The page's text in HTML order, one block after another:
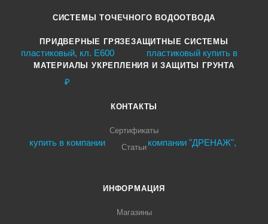
СИСТЕМЫ ТОЧЕЧНОГО ВОДООТВОДА
ПРИДВЕРНЫЕ ГРЯЗЕЗАЩИТНЫЕ СИСТЕМЫ
МАТЕРИАЛЫ УКРЕПЛЕНИЯ И ЗАЩИТЫ ГРУНТА
КОНТАКТЫ
Сертификаты
Статьи
ИНФОРМАЦИЯ
Магазины